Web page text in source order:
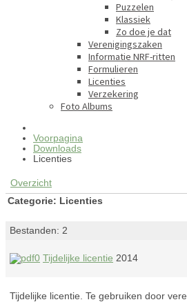
Puzzelen
Klassiek
Zo doe je dat
Verenigingszaken
Informatie NRF-ritten
Formulieren
Licenties
Verzekering
Foto Albums
Voorpagina
Downloads
Licenties
Overzicht
Categorie: Licenties
Bestanden: 2
Tijdelijke licentie 2014
Tijdelijke licentie. Te gebruiken door